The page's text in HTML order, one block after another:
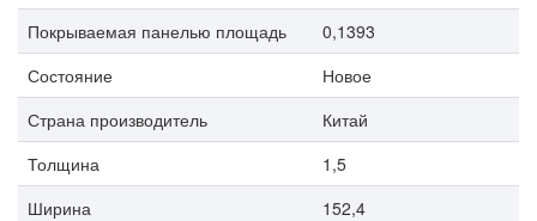
Покрываемая панелью площадь
0,1393
Состояние
Новое
Страна производитель
Китай
Толщина
1,5
Ширина
152,4